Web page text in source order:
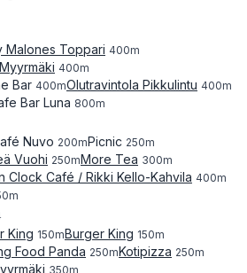
Malones Toppari 400m
400m
Bar 400mOlutravintola Pikkulintu 400m
Bar Luna 800m
Nuvo 200mPicnic 250m
Vuohi 250mMore Tea 300m
Clock Café / Rikki Kello-Kahvila 400m
m
King 150mBurger King 150m
Food Panda 250mKotipizza 250m
350m